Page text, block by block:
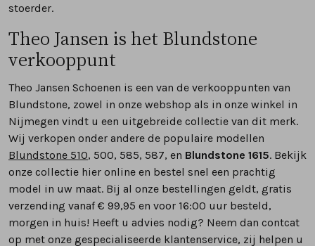
stoerder.
Theo Jansen is het Blundstone
verkooppunt
Theo Jansen Schoenen is een van de verkooppunten van
Blundstone, zowel in onze webshop als in onze winkel in
Nijmegen vindt u een uitgebreide collectie van dit merk.
Wij verkopen onder andere de populaire modellen
Blundstone 510, 500, 585, 587, en Blundstone 1615. Bekijk
onze collectie hier online en bestel snel een prachtig
model in uw maat. Bij al onze bestellingen geldt, gratis
verzending vanaf € 99,95 en voor 16:00 uur besteld,
morgen in huis! Heeft u advies nodig? Neem dan contcat
op met onze gespecialiseerde klantenservice, zij helpen u